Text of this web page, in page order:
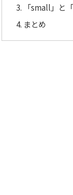
「small」と
まとめ